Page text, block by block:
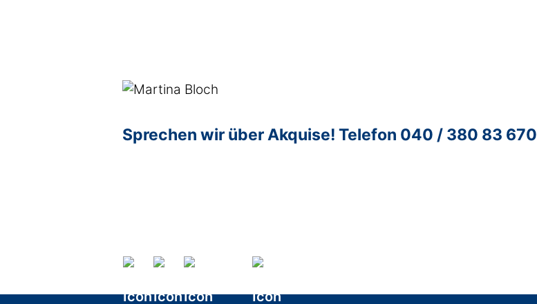
Sprechen wir über Akquise! Telefon 040 / 380 83 670